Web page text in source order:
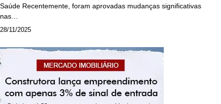
Saúde Recentemente, foram aprovadas mudanças significativas
nas…
28/11/2025